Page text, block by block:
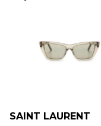
SAINT LAURENT